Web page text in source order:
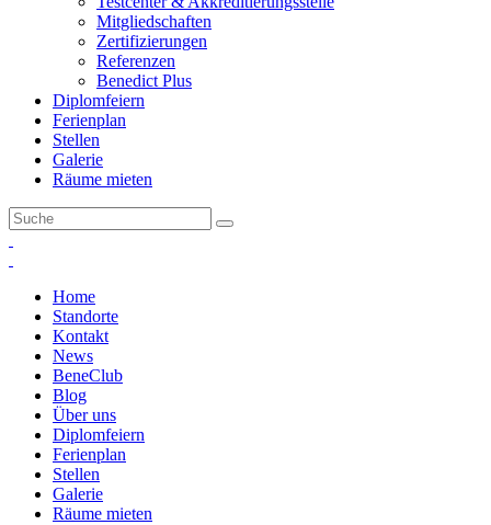
Mitgliedschaften
Zertifizierungen
Referenzen
Benedict Plus
Diplomfeiern
Ferienplan
Stellen
Galerie
Räume mieten
Home
Standorte
Kontakt
News
BeneClub
Blog
Über uns
Diplomfeiern
Ferienplan
Stellen
Galerie
Räume mieten